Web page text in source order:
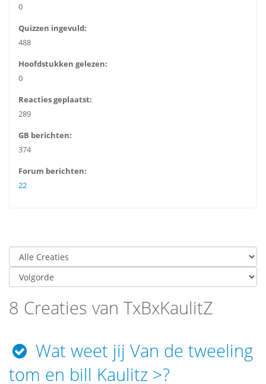
0
Quizzen ingevuld:
488
Hoofdstukken gelezen:
0
Reacties geplaatst:
289
GB berichten:
374
Forum berichten:
22
8 Creaties van TxBxKaulitZ
Wat weet jij Van de tweeling
tom en bill Kaulitz >?